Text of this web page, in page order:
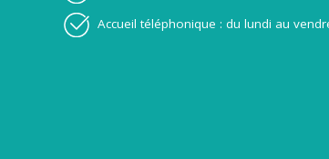
Accueil téléphonique : du lundi au